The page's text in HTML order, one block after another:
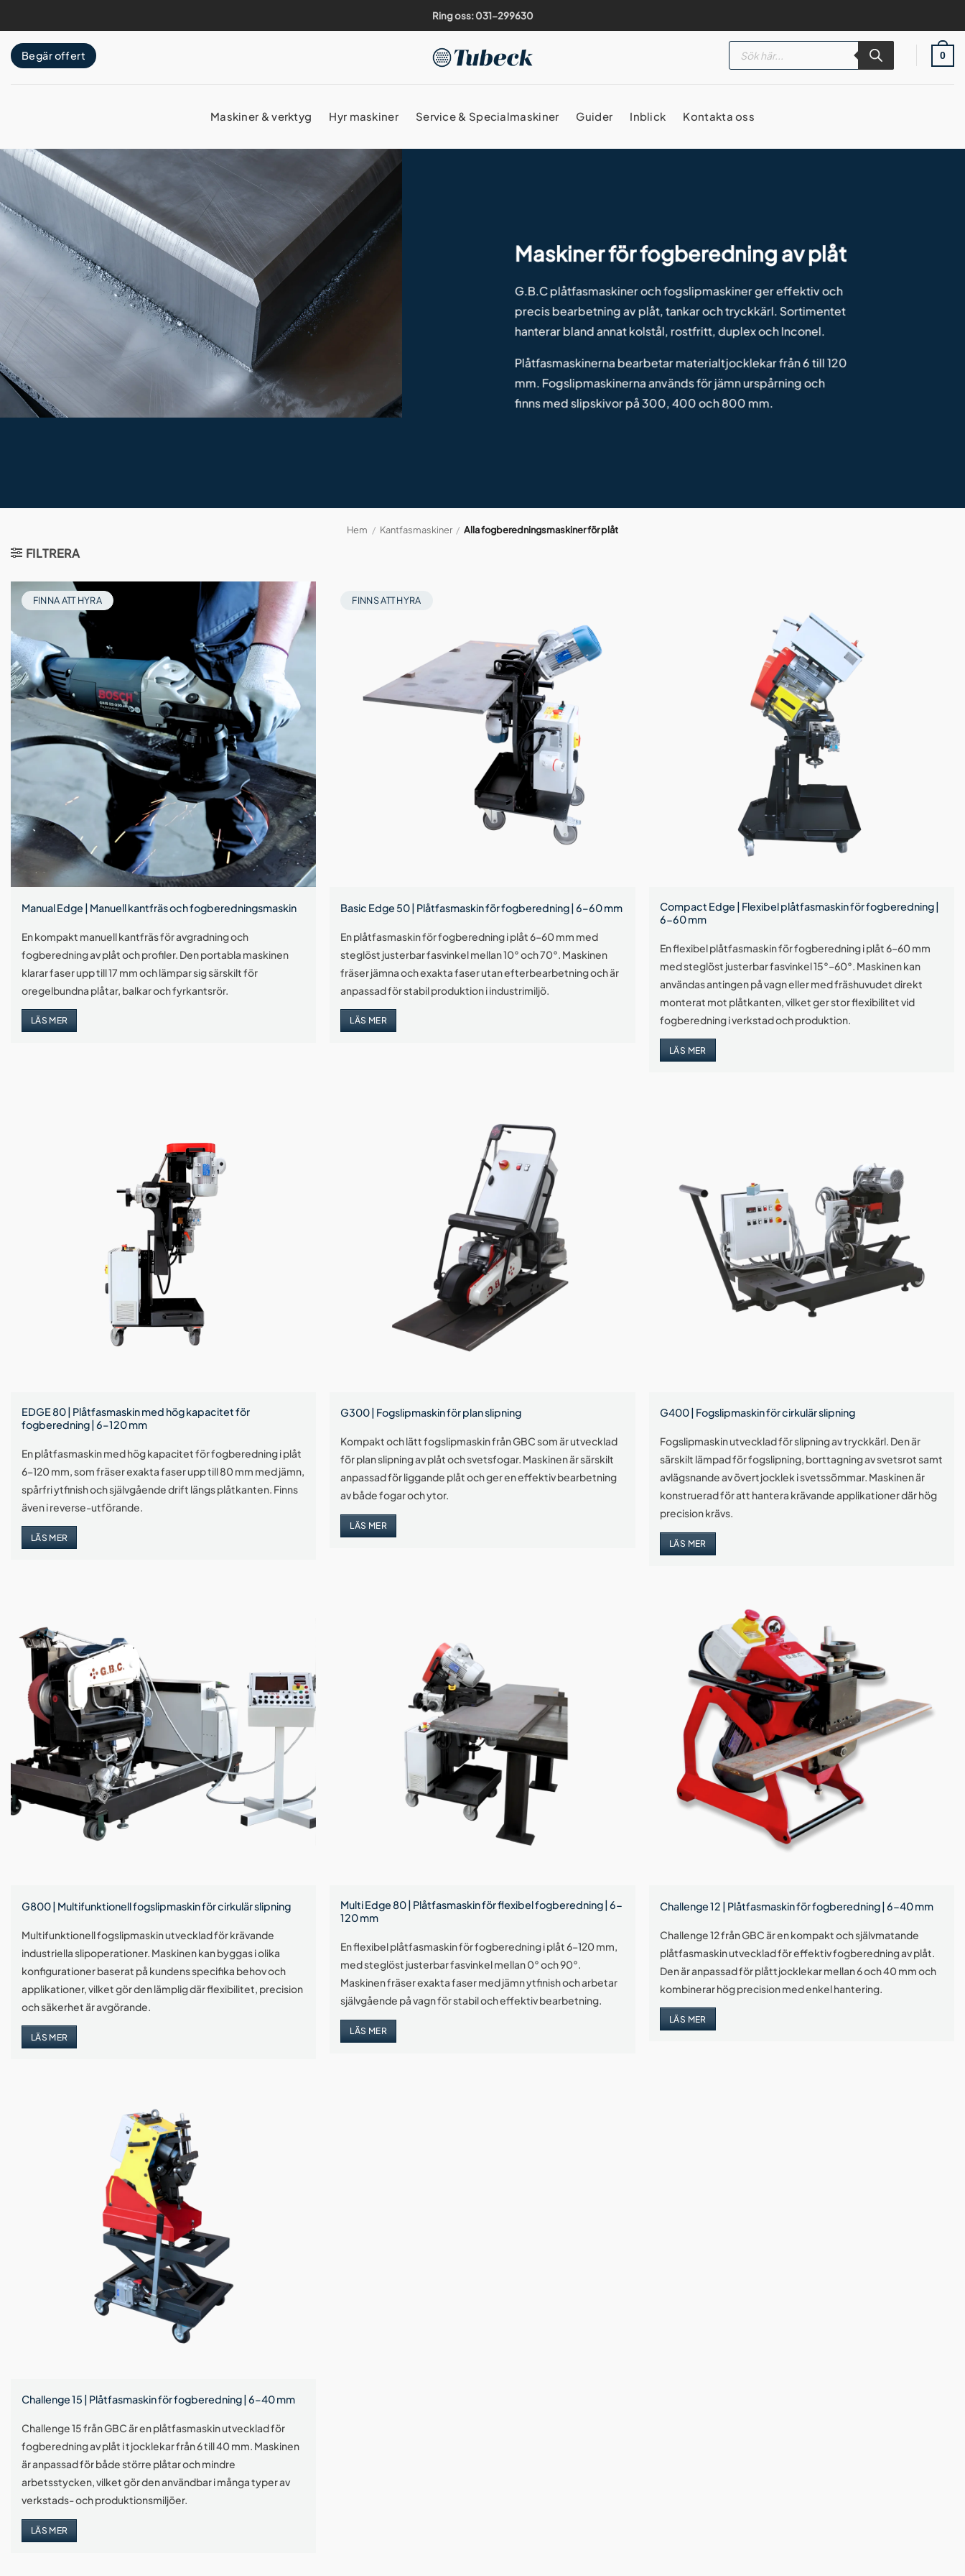
content
Ring oss: 031-299630
Begär offert
Products
search
0
Maskiner & verktyg Hyr maskiner Service & Specialmaskiner Guider Inblick Kontakta oss
Maskiner för fogberedning av plåt
G.B.C plåtfasmaskiner och fogslipmaskiner ger effektiv och
precis bearbetning av plåt, tankar och tryckkärl. Sortimentet
hanterar bland annat kolstål, rostfritt, duplex och Inconel.
Plåtfasmaskinerna bearbetar materialtjocklekar från 6 till 120
mm. Fogslipmaskinerna används för jämn urspårning och
finns med slipskivor på 300, 400 och 800 mm.
Hem / Kantfasmaskiner / Alla fogberedningsmaskiner för plåt
FILTRERA
FINNA ATT HYRA
Manual Edge | Manuell kantfräs och fogberedningsmaskin
En kompakt manuell kantfräs för avgradning och
fogberedning av plåt och profiler. Den portabla maskinen
klarar faser upp till 17 mm och lämpar sig särskilt för
oregelbundna plåtar, balkar och fyrkantsrör.
LÄS MER
FINNS ATT HYRA
Basic Edge 50 | Plåtfasmaskin för fogberedning | 6–60 mm
En plåtfasmaskin för fogberedning i plåt 6–60 mm med
steglöst justerbar fasvinkel mellan 10° och 70°. Maskinen
fräser jämna och exakta faser utan efterbearbetning och är
anpassad för stabil produktion i industrimiljö.
LÄS MER
Compact Edge | Flexibel plåtfasmaskin för fogberedning |
6-60 mm
En flexibel plåtfasmaskin för fogberedning i plåt 6–60 mm
med steglöst justerbar fasvinkel 15°–60°. Maskinen kan
användas antingen på vagn eller med fräshuvudet direkt
monterat mot plåtkanten, vilket ger stor flexibilitet vid
fogberedning i verkstad och produktion.
LÄS MER
EDGE 80 | Plåtfasmaskin med hög kapacitet för
fogberedning | 6–120 mm
En plåtfasmaskin med hög kapacitet för fogberedning i plåt
6–120 mm, som fräser exakta faser upp till 80 mm med jämn,
spårfri ytfinish och självgående drift längs plåtkanten. Finns
även i reverse-utförande.
LÄS MER
G300 | Fogslipmaskin för plan slipning
Kompakt och lätt fogslipmaskin från GBC som är utvecklad
för plan slipning av plåt och svetsfogar. Maskinen är särskilt
anpassad för liggande plåt och ger en effektiv bearbetning
av både fogar och ytor.
LÄS MER
G400 | Fogslipmaskin för cirkulär slipning
Fogslipmaskin utvecklad för slipning av tryckkärl. Den är
särskilt lämpad för fogslipning, borttagning av svetsrot samt
avlägsnande av övertjocklek i svetssömmar. Maskinen är
konstruerad för att hantera krävande applikationer där hög
precision krävs.
LÄS MER
G800 | Multifunktionell fogslipmaskin för cirkulär slipning
Multifunktionell fogslipmaskin utvecklad för krävande
industriella slipoperationer. Maskinen kan byggas i olika
konfigurationer baserat på kundens specifika behov och
applikationer, vilket gör den lämplig där flexibilitet, precision
och säkerhet är avgörande.
LÄS MER
Multi Edge 80 | Plåtfasmaskin för flexibel fogberedning | 6-
120 mm
En flexibel plåtfasmaskin för fogberedning i plåt 6–120 mm,
med steglöst justerbar fasvinkel mellan 0° och 90°.
Maskinen fräser exakta faser med jämn ytfinish och arbetar
självgående på vagn för stabil och effektiv bearbetning.
LÄS MER
Challenge 12 | Plåtfasmaskin för fogberedning | 6-40 mm
Challenge 12 från GBC är en kompakt och självmatande
plåtfasmaskin utvecklad för effektiv fogberedning av plåt.
Den är anpassad för plåttjocklekar mellan 6 och 40 mm och
kombinerar hög precision med enkel hantering.
LÄS MER
Challenge 15 | Plåtfasmaskin för fogberedning | 6–40 mm
Challenge 15 från GBC är en plåtfasmaskin utvecklad för
fogberedning av plåt i tjocklekar från 6 till 40 mm. Maskinen
är anpassad för både större plåtar och mindre
arbetsstycken, vilket gör den användbar i många typer av
verkstads- och produktionsmiljöer.
LÄS MER